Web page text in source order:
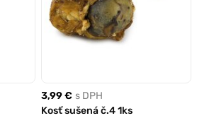
3,99 € s DPH
Kosť sušená č.4 1ks